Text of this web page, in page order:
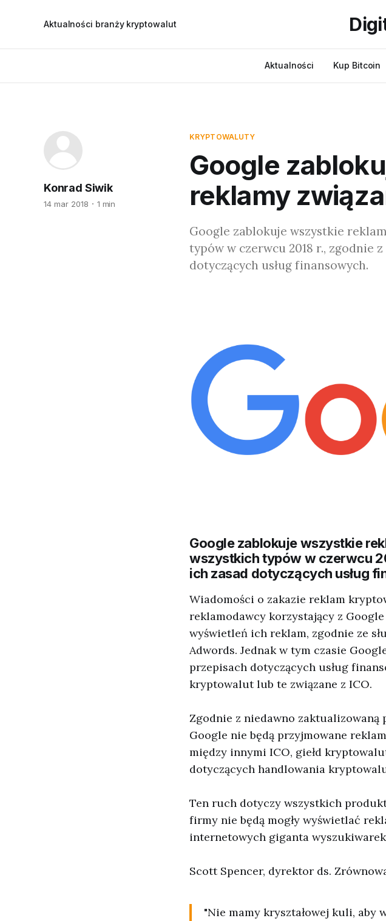
Aktualności branży kryptowalut
Aktualności Kup Bitcoin
KRYPTOWALUTY
Google
reklamy
Konrad Siwik
14 mar 2018 1 min
Google zablokuje wszystkie
typów w czerwcu 2018 r., zgodnie
dotyczących usług finansowych.
Google zablokuje wszystkie
wszystkich typów w czerwcu
ich zasad dotyczących usług
Wiadomości o zakazie reklam
reklamodawcy korzystający z
wyświetleń ich reklam, zgodnie ze
Adwords. Jednak w tym czasie
przepisach dotyczących usług
kryptowalut lub te związane z ICO.
Zgodnie z niedawno
Google nie będą przyjmowane
między innymi ICO, giełd
dotyczących handlowania
Ten ruch dotyczy wszystkich
firmy nie będą mogły wyświetlać
internetowych giganta
Scott Spencer, dyrektor ds.
"Nie mamy kryształowej kuli, aby